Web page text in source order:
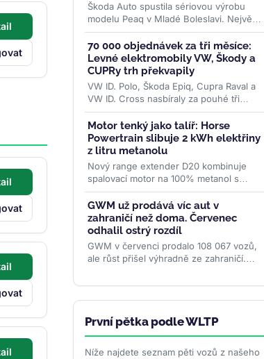
Škoda Auto spustila sériovou výrobu
modelu Peaq v Mladé Boleslavi. Největší
elektromobil značky se montuje na
stejné lince jako Enyaq a...>>
70 000 objednávek za tři měsíce:
Levné elektromobily VW, Škody a
CUPRy trh překvapily
VW ID. Polo, Škoda Epiq, Cupra Raval a
VW ID. Cross nasbíraly za pouhé tři
měsíce přes 70 000 objednávek. Levná
rodina elektromobilů...>>
Motor tenký jako talíř: Horse
Powertrain slibuje 2 kWh elektřiny
z litru metanolu
Nový range extender D20 kombinuje
spalovací motor na 100% metanol s
kompaktním diskovým generátorem o
účinnosti 96,4 %. Firma slibuje
studený...>>
GWM už prodává víc aut v
zahraničí než doma. Červenec
odhalil ostrý rozdíl
GWM v červenci prodalo 108 067 vozů,
ale růst přišel výhradně ze zahraničí.
prodeje, zatímco...>>
První pětka podle WLTP
Níže najdete seznam pěti vozů z našeho